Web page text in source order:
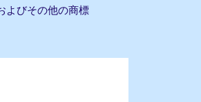
よびその他の商標